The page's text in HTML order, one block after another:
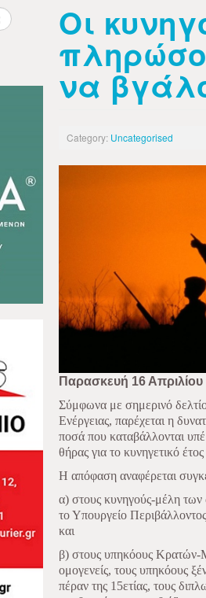
Οι
να
Category: Uncategorised
Παρασκευή 16 Απριλίου
Σύμφωνα με σημερινό
Ενέργειας, παρέχεται η
ποσά που καταβάλλονται
θήρας για το κυνηγετικό
Η απόφαση αναφέρεται
α) στους κυνηγούς-μέλη
το Υπουργείο
και
β) στους υπηκόους
ομογενείς, τους υπηκόους
πέραν της 15ετίας, τους